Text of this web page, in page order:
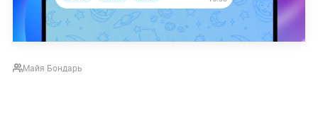
Майя Бондарь